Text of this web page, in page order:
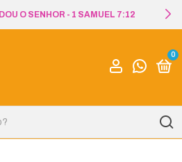
O SENHOR - 1 SAMUEL 7:12
0